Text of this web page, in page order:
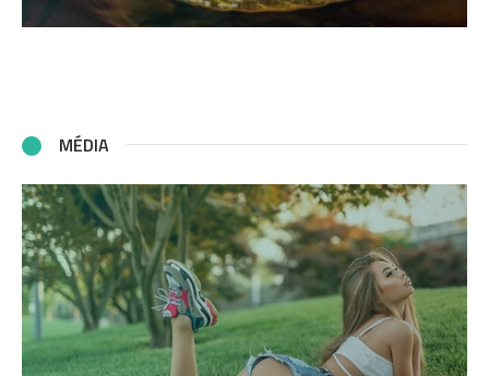
MÉDIA